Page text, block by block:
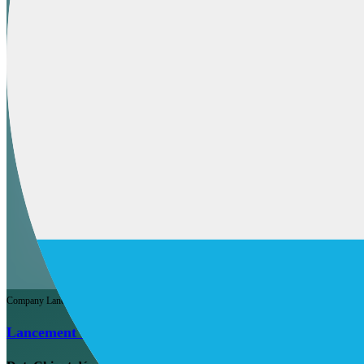
Company Lancement de Produit
Lancement de DataChi au Luxembourg : une